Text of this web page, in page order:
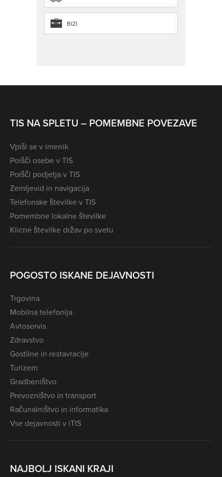
BIZI
TIS NA SPLETU – POMEMBNE POVEZAVE
Vpiši se v imenik
Poišči osebe v TIS
Poišči podjetja v TIS
Zemljevid in navigacija
Telefonske številke v TIS
Pomembne lokalne številke
Klicne številke držav po svetu
POGOSTO ISKANE DEJAVNOSTI
Trgovina
Mobilna telefonija
Avtoservis
Zdravstvo
Gostilne in restavracije
Turizem
Gradbeništvo
Prevozništvo in transport
Računalništvo in informatika
Vse dejavnosti v iTIS
NAJBOLJ ISKANI KRAJI